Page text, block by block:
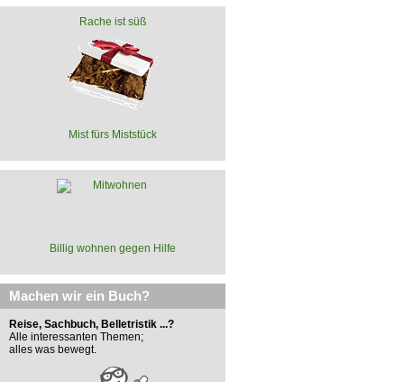
Rache ist süß
Mist fürs Miststück
Billig wohnen gegen Hilfe
Machen wir ein Buch?
Reise, Sachbuch, Belletristik ...?
Alle interessanten Themen;
alles was bewegt.